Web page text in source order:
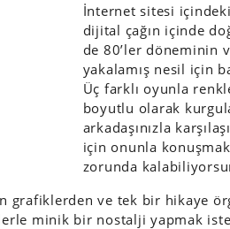
İnternet sitesi
dijital çağın içinde
de 80’ler döneminin
yakalamış nesil için
Üç farklı oyunla
boyutlu olarak
arkadaşınızla
için onunla
zorunda
grafiklerden ve tek bir hikaye
minik bir nostalji yapmak